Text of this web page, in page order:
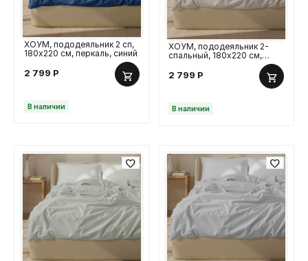
ХОУМ, пододеяльник 2 сп,
180х220 см, перкаль, синий
2 799 Р
В наличии
ХОУМ, пододеяльник 2-
спальный, 180х220 см,
2 799 Р
В наличии